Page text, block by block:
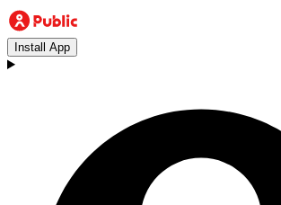
Install App